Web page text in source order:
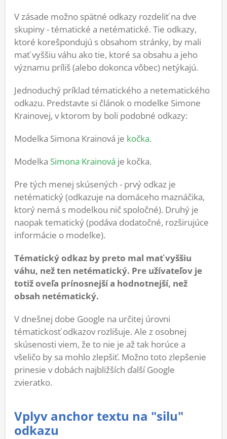
V zásade možno spätné odkazy rozdeliť na dve
skupiny - tématické a netématické. Tie odkazy,
ktoré korešpondujú s obsahom stránky, by mali
mať vyššiu váhu ako tie, ktoré sa obsahu a jeho
významu príliš (alebo dokonca vôbec) netýkajú.
Jednoduchý príklad tématického a netematického
odkazu. Predstavte si článok o modelke Simone
Krainovej, v ktorom by boli podobné odkazy:
Modelka Simona Krainová je kočka.
Modelka Simona Krainová je kočka.
Pre tých menej skúsených - prvý odkaz je
netématický (odkazuje na domáceho maznáčika,
ktorý nemá s modelkou nič spoločné). Druhý je
naopak tematický (podáva dodatočné, rozširujúce
informácie o modelke).
Tématický odkaz by preto mal mať vyššiu
váhu, než ten netématický. Pre užívateľov je
totiž oveľa prínosnejší a hodnotnejší, než
obsah netématický.
V dnešnej dobe Google na určitej úrovni
tématickosť odkazov rozlišuje. Ale z osobnej
skúsenosti viem, že to nie je až tak horúce a
všeličo by sa mohlo zlepšiť. Možno toto zlepšenie
prinesie v dobách najbližších ďalší Google
zvieratko.
Vplyv anchor textu na "silu"
odkazu